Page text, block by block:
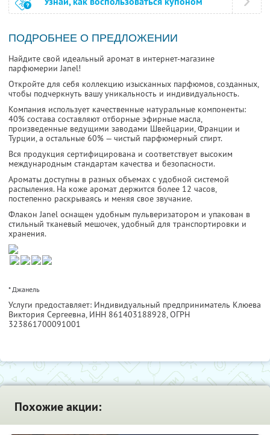
ПОДРОБНЕЕ О ПРЕДЛОЖЕНИИ
Найдите свой идеальный аромат в интернет-магазине
парфюмерии Janel!
Откройте для себя коллекцию изысканных парфюмов, созданных,
чтобы подчеркнуть вашу уникальность и индивидуальность.
Компания использует качественные натуральные компоненты:
40% состава составляют отборные эфирные масла,
произведенные ведущими заводами Швейцарии, Франции и
Турции, а остальные 60% — чистый парфюмерный спирт.
Вся продукция сертифицирована и соответствует высоким
международным стандартам качества и безопасности.
Ароматы доступны в разных объемах с удобной системой
распыления. На коже аромат держится более 12 часов,
постепенно раскрываясь и меняя свое звучание.
Флакон Janel оснащен удобным пульверизатором и упакован в
стильный тканевый мешочек, удобный для транспортировки и
хранения.
* Джанель
Услуги предоставляет: Индивидуальный предприниматель Клюева
Виктория Сергеевна, ИНН 861403188928, ОГРН
323861700091001
Похожие акции: